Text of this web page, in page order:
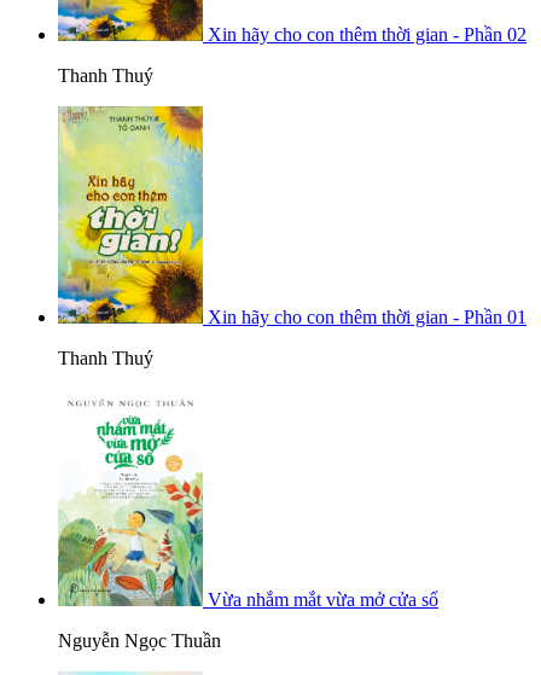
Xin hãy cho con thêm thời gian - Phần 02
Thanh Thuý
Xin hãy cho con thêm thời gian - Phần 01
Thanh Thuý
Vừa nhắm mắt vừa mở cửa sổ
Nguyễn Ngọc Thuần